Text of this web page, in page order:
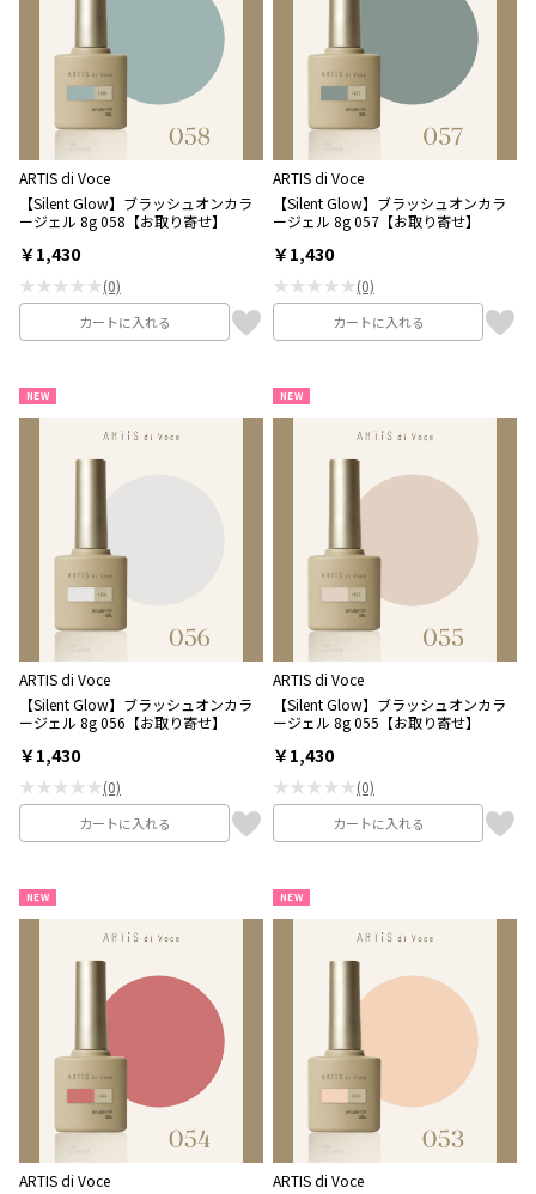
ARTIS di Voce
【Silent Glow】ブラッシュオンカラ
ージェル 8g 058【お取り寄せ】
￥1,430
★★★★★(0)
カートに入れる
ARTIS di Voce
【Silent Glow】ブラッシュオンカラ
ージェル 8g 057【お取り寄せ】
￥1,430
★★★★★(0)
カートに入れる
NEW
ARTIS di Voce
【Silent Glow】ブラッシュオンカラ
ージェル 8g 056【お取り寄せ】
￥1,430
★★★★★(0)
カートに入れる
NEW
ARTIS di Voce
【Silent Glow】ブラッシュオンカラ
ージェル 8g 055【お取り寄せ】
￥1,430
★★★★★(0)
カートに入れる
NEW
ARTIS di Voce
NEW
ARTIS di Voce